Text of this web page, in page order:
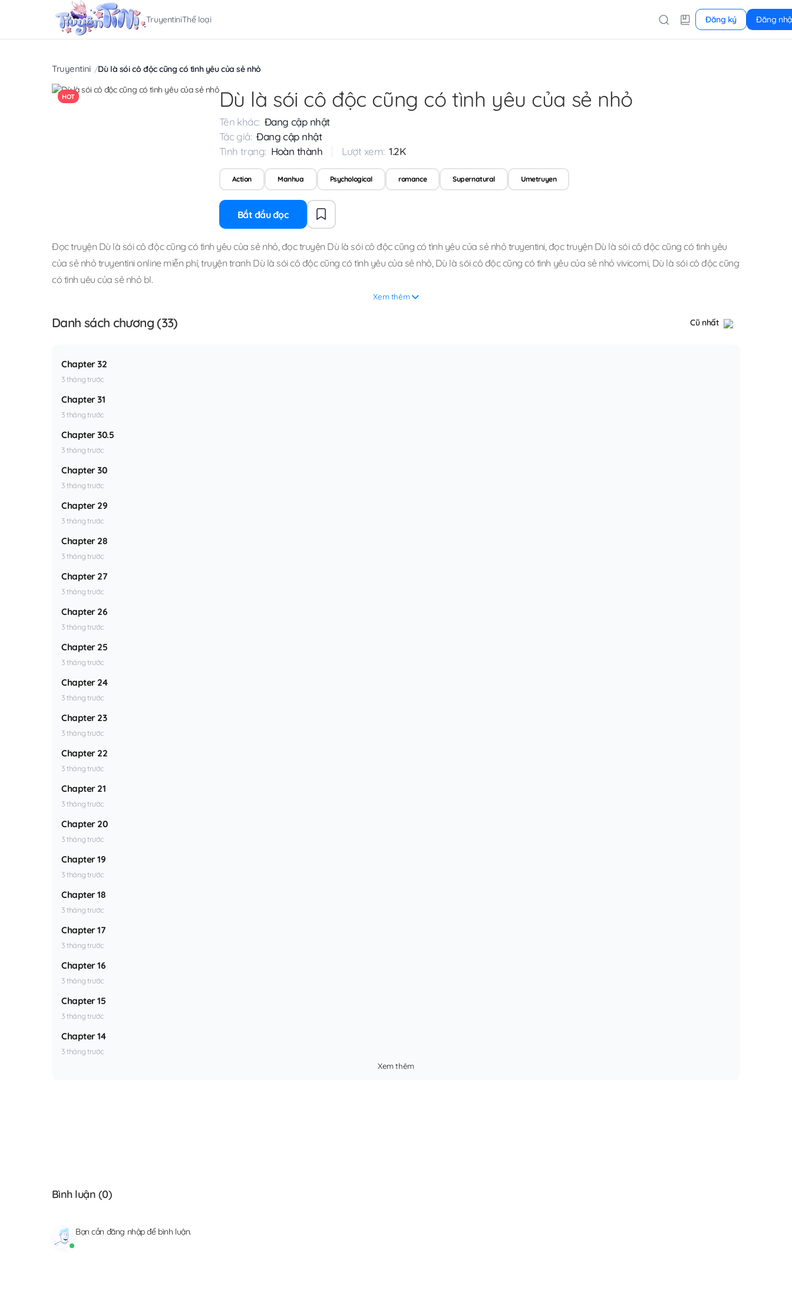
TruyentiniThể loại Đăng ký Đăng
Truyentini Dù là sói cô độc cũng có tình yêu của sẻ nhỏ
HOT Dù là sói cô độc cũng có tình yêu của sẻ nhỏ
Tên khác: Đang cập nhật
Tác giả: Đang cập nhật
Tình trạng: Hoàn thành Lượt xem: 1.2K
Action Manhua Psychological romance Supernatural Umetruyen
Bắt đầu đọc
Đọc truyện Dù là sói cô độc cũng có tình yêu của sẻ nhỏ,đọc truyện Dù là sói cô độc cũng có tình yêu của sẻ nhỏ truyentini,đọc truyện Dù là sói cô độc cũng có tình yêu
của sẻ nhỏ truyentini online miễn phí,truyện tranh Dù là sói cô độc cũng có tình yêu của sẻ nhỏ, Dù là sói cô độc cũng có tình yêu của sẻ nhỏ vivicomi, Dù là sói cô độc cũng
có tình yêu của sẻ nhỏ bl.
Xem thêm
Danh sách chương (33) Cũ nhất
Chapter 32
3 tháng trước
Chapter 31
3 tháng trước
Chapter 30.5
3 tháng trước
Chapter 30
3 tháng trước
Chapter 29
3 tháng trước
Chapter 28
3 tháng trước
Chapter 27
3 tháng trước
Chapter 26
3 tháng trước
Chapter 25
3 tháng trước
Chapter 24
3 tháng trước
Chapter 23
3 tháng trước
Chapter 22
3 tháng trước
Chapter 21
3 tháng trước
Chapter 20
3 tháng trước
Chapter 19
3 tháng trước
Chapter 18
3 tháng trước
Chapter 17
3 tháng trước
Chapter 16
3 tháng trước
Chapter 15
3 tháng trước
Chapter 14
3 tháng trước
Xem thêm
Bình luận (0)
Bạn cần đăng nhậpđể bình luận.